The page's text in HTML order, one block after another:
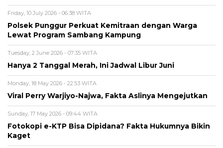
Friday, 10 July 2026 - 06:38 WITA
Polsek Punggur Perkuat Kemitraan dengan Warga
Lewat Program Sambang Kampung
Tuesday, 2 June 2026 - 07:35 WITA
Hanya 2 Tanggal Merah, Ini Jadwal Libur Juni
Monday, 18 May 2026 - 22:53 WITA
Viral Perry Warjiyo-Najwa, Fakta Aslinya Mengejutkan
Sunday, 17 May 2026 - 09:44 WITA
Fotokopi e-KTP Bisa Dipidana? Fakta Hukumnya Bikin
Kaget